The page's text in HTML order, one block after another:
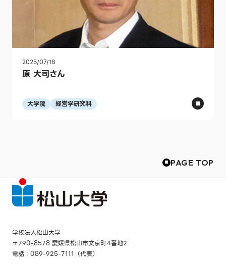
2025/07/18
原 大司さん
大学院 経営学研究科
PAGE TOP
学校法人松山大学
〒790-8578 愛媛県松山市文京町4番地2
電話：089-925-7111（代表）